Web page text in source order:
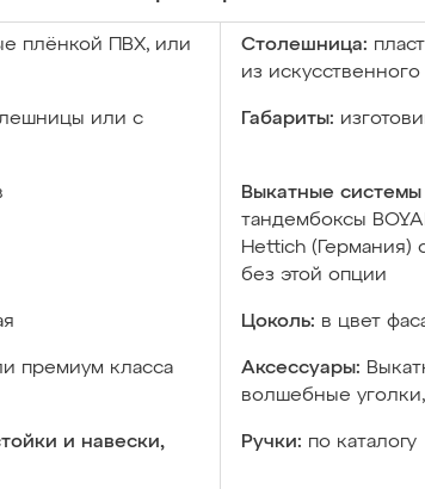
плёнкой ПВХ, или
Столешница:
из
или с
Габариты:
Выкатные системы
тандембоксы
Hettich (Германия)
без этой опции
Цоколь: в цвет
премиум класса
Аксессуары:
волшебные
и навески,
Ручки: по каталогу